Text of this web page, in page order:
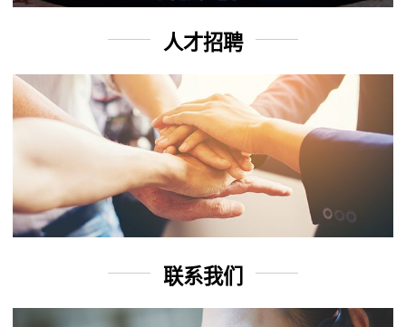
人才招聘
联系我们